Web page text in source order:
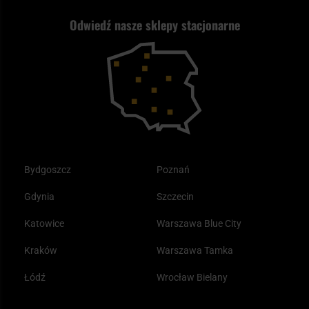
Reklamacje i gwarancja
Odwiedź nasze sklepy stacjonarne
Bydgoszcz
Gdynia
Katowice
Kraków
Łódź
Poznań
Szczecin
Warszawa Blue City
Warszawa Tamka
Wrocław Bielany
Kupony i kody rabatowe
Plecak ewakuacyjny preppersa
Samoobrona